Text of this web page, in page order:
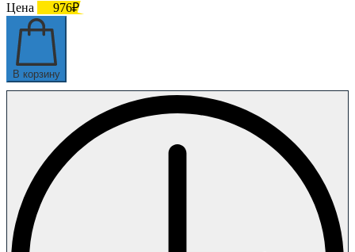
Цена
976₽
В корзину